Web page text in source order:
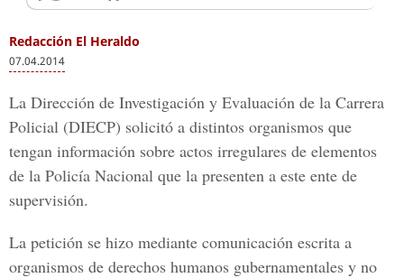
Redacción El Heraldo
07.04.2014
La Dirección de Investigación y Evaluación de la Carrera
Policial (DIECP) solicitó a distintos organismos que
tengan información sobre actos irregulares de elementos
de la Policía Nacional que la presenten a este ente de
supervisión.
La petición se hizo mediante comunicación escrita a
organismos de derechos humanos gubernamentales y no